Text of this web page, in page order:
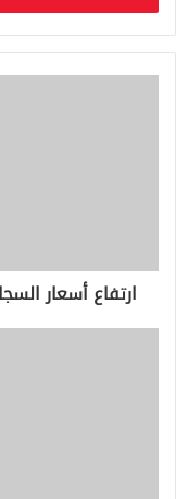
ب
ر
ي
د
ر
ي
ارتفاع أسعار